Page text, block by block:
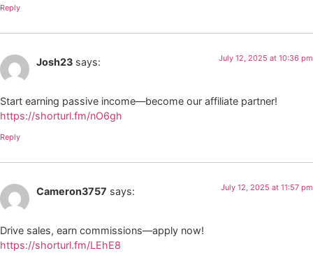
Reply
Josh23 says: July 12, 2025 at 10:36 pm
Start earning passive income—become our affiliate partner!
https://shorturl.fm/nO6gh
Reply
Cameron3757 says: July 12, 2025 at 11:57 pm
Drive sales, earn commissions—apply now!
https://shorturl.fm/LEhE8